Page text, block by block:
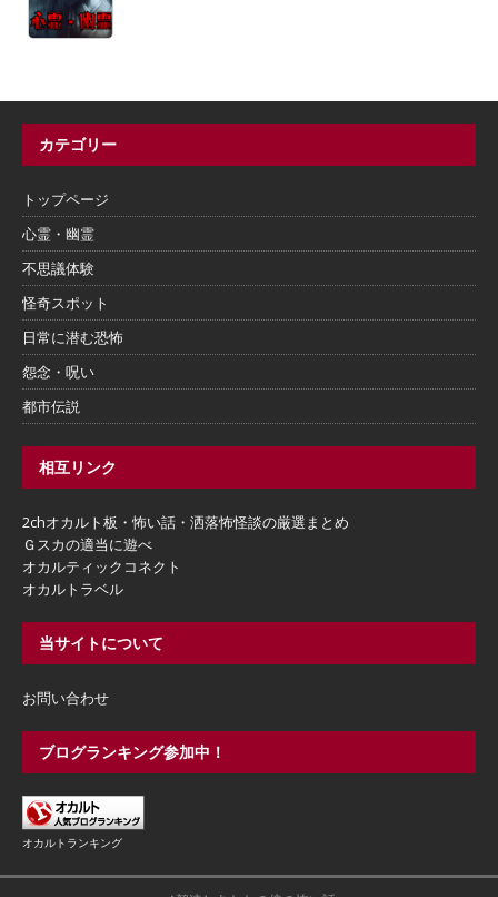
カテゴリー
トップページ
心霊・幽霊
不思議体験
怪奇スポット
日常に潜む恐怖
怨念・呪い
都市伝説
相互リンク
2chオカルト板・怖い話・洒落怖怪談の厳選まとめ
Ｇスカの適当に遊べ
オカルティックコネクト
オカルトラベル
当サイトについて
お問い合わせ
ブログランキング参加中！
オカルトランキング